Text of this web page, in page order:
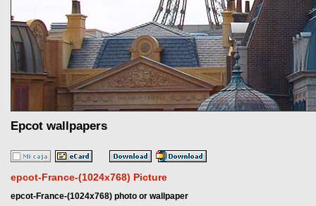
Epcot wallpapers
epcot-France-(1024x768) Picture
epcot-France-(1024x768) photo or wallpaper